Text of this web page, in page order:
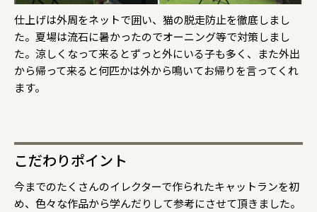
仕上げは外周をネットで囲い、猫の脱走防止を徹底しまし
た。夏場は流石に暑かったのでオーニング等で対策しまし
た。涼しくなって来るとずっと外にいる子も多く、また外出
から帰って来ると何匹かは外から鳴いてお帰りを言ってくれ
ます。
こだわりポイント
今までのたくさんのイレクターで作られたキャットランを初
め、色々な作品から学んだりして参考にさせて頂きました。